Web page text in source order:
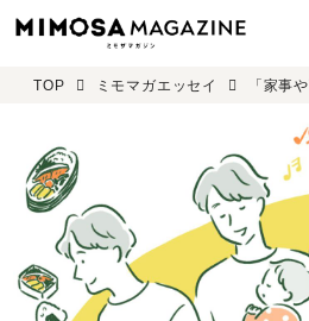
TOP ミモマガエッセイ